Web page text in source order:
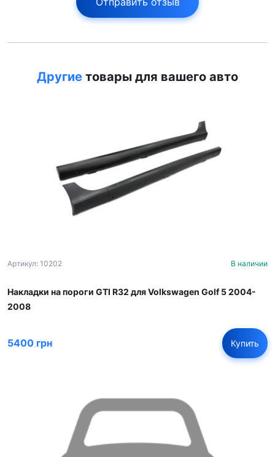
Другие товары для вашего авто
Артикул: 10202 В наличии
Накладки на пороги GTI R32 для Volkswagen Golf 5 2004-
2008
5400 грн Купить